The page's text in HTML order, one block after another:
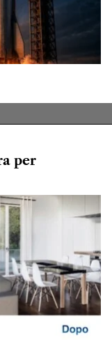
per